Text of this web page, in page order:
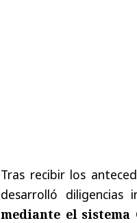
Tras recibir los
desarrolló diligencias
mediante el sistema